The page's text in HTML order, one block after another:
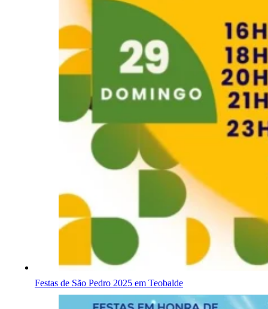
Festas de São Pedro 2025 em Teobalde